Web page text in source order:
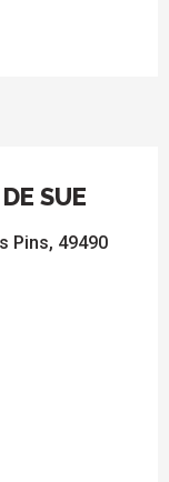
SUE
Pins, 49490